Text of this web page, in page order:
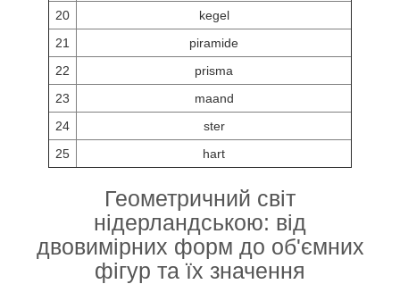
20
kegel
21
piramide
22
prisma
23
maand
24
ster
25
hart
Геометричний світ
нідерландською: від
двовимірних форм до об'ємних
фігур та їх значення